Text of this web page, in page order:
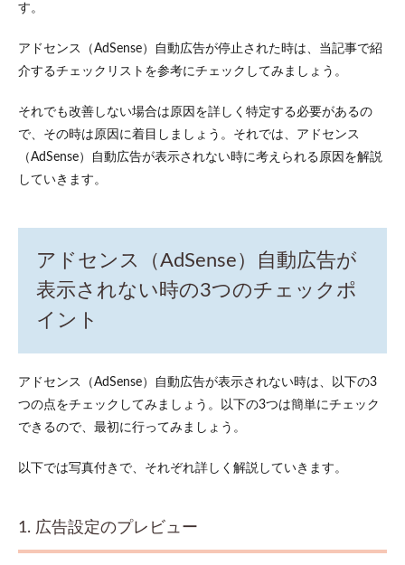
告設
定の
ビュ
告リ
2.3
3. 広
告表
示数
（AdSense）
表示されな
い時に考え
告掲
載の
審査
す。
アドセンス（AdSense）自動広告が停止された時は、当記事で紹
介するチェックリストを参考にチェックしてみましょう。
それでも改善しない場合は原因を詳しく特定する必要があるの
で、その時は原因に着目しましょう。それでは、アドセンス
（AdSense）自動広告が表示されない時に考えられる原因を解説
していきます。
アドセンス（AdSense）自動広告が
表示されない時の3つのチェックポ
イント
アドセンス（AdSense）自動広告が表示されない時は、以下の3
つの点をチェックしてみましょう。以下の3つは簡単にチェック
できるので、最初に行ってみましょう。
以下では写真付きで、それぞれ詳しく解説していきます。
1. 広告設定のプレビュー